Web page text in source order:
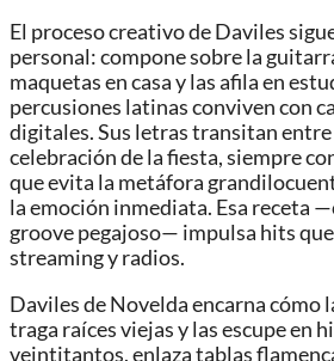
El proceso creativo de Daviles
personal: compone sobre la
maquetas en casa y las afila en
percusiones latinas conviven con
digitales. Sus letras transitan
celebración de la fiesta, siempre
que evita la metáfora
la emoción inmediata. Esa receta
groove pegajoso— impulsa hits
streaming y radios.
Daviles de Novelda encarna cómo
traga raíces viejas y las escupe en
veintitantos, enlaza tablas